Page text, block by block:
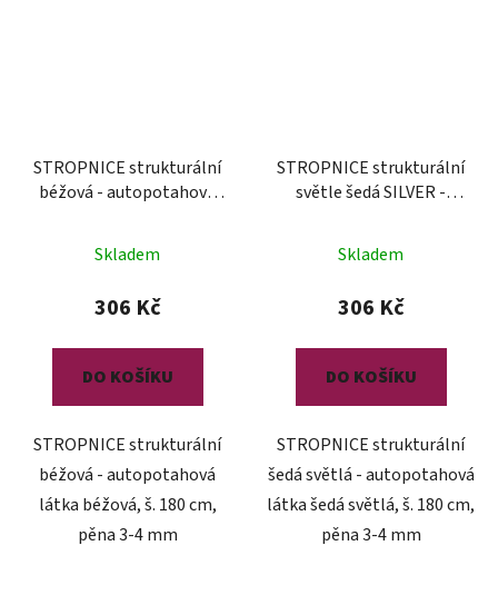
STROPNICE strukturální
béžová - autopotahová
Skladem
306 Kč
DO KOŠÍKU
STROPNICE strukturální
béžová - autopotahová
látka béžová, š. 180 cm,
pěna 3-4 mm
STROPNICE strukturální
světle šedá SILVER -
Skladem
306 Kč
DO KOŠÍKU
STROPNICE strukturální
šedá světlá - autopotahová
látka šedá světlá, š. 180 cm,
pěna 3-4 mm